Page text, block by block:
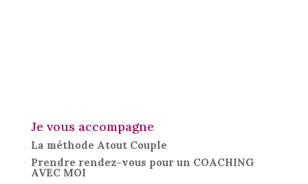
Je vous accompagne
La méthode Atout Couple
Prendre rendez-vous pour un COACHING
AVEC MOI